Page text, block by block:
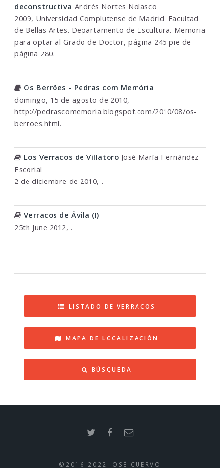
deconstructiva Andrés Nortes Nolasco
2009, Universidad Complutense de Madrid. Facultad
de Bellas Artes. Departamento de Escultura. Memoria
para optar al Grado de Doctor, página 245 pie de
página 280.
Os Berrões - Pedras com Memória
domingo, 15 de agosto de 2010,
http://pedrascomemoria.blogspot.com/2010/08/os-
berroes.html.
Los Verracos de Villatoro José María Hernández
Escorial
2 de diciembre de 2010, .
Verracos de Ávila (I)
25th June 2012, .
LISTADO DE VERRACOS
MAPA DE LOCALIZACIÓN
BÚSQUEDA
©2016-2022 JOSÉ CUERVO